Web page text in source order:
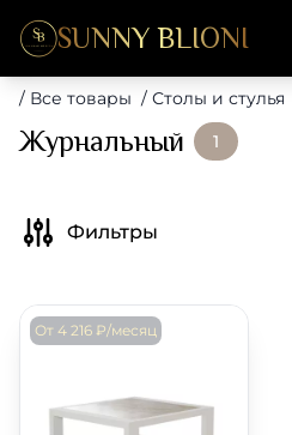
SUNNY BLIONI
/ Все товары / Столы и стулья
Журнальный 1
Фильтры
От 4 216 ₽/месяц